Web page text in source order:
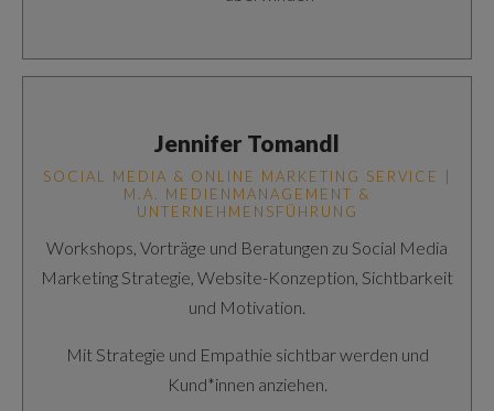
Jennifer Tomandl
SOCIAL MEDIA & ONLINE MARKETING SERVICE |
M.A. MEDIENMANAGEMENT &
UNTERNEHMENSFÜHRUNG
Workshops, Vorträge und Beratungen zu Social Media
Marketing Strategie, Website-Konzeption, Sichtbarkeit
und Motivation.
Mit Strategie und Empathie sichtbar werden und
Kund*innen anziehen.